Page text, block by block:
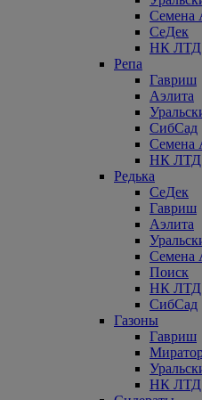
Семена
СеДек
НК ЛТД
Репа
Гавриш
Аэлита
СибСад
Семена
НК ЛТД
Редька
СеДек
Гавриш
Аэлита
Семена
Поиск
НК ЛТД
СибСад
Газоны
Гавриш
НК ЛТД